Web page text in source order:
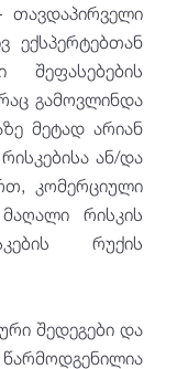
თავდაპირველი
ექსპერტებთან
შეფასებების
გამოვლინდა
მეტად არიან
ან/და
კომერციული
რისკის
რუქის
შედეგები და